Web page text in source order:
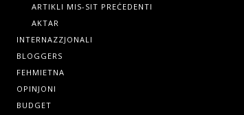
ARTIKLI MIS-SIT PREĊEDENTI
AKTAR
INTERNAZZJONALI
BLOGGERS
FEHMIETNA
OPINJONI
BUDGET